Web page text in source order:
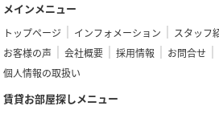
メインメニュー
トップページ インフォメーション スタッフ
お客様の声
会社概要 採用情報 お問合せ
個人情報の取扱い
賃貸お部屋探しメニュー